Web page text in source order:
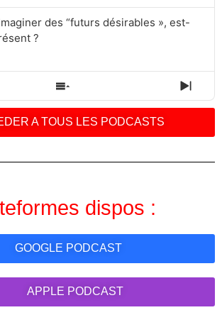
des “futurs désirables », est-
?
SHOW
EPISODES
LIST
NEXT
A TOUS LES PODCASTS
dispos :
GOOGLE PODCAST
APPLE PODCAST